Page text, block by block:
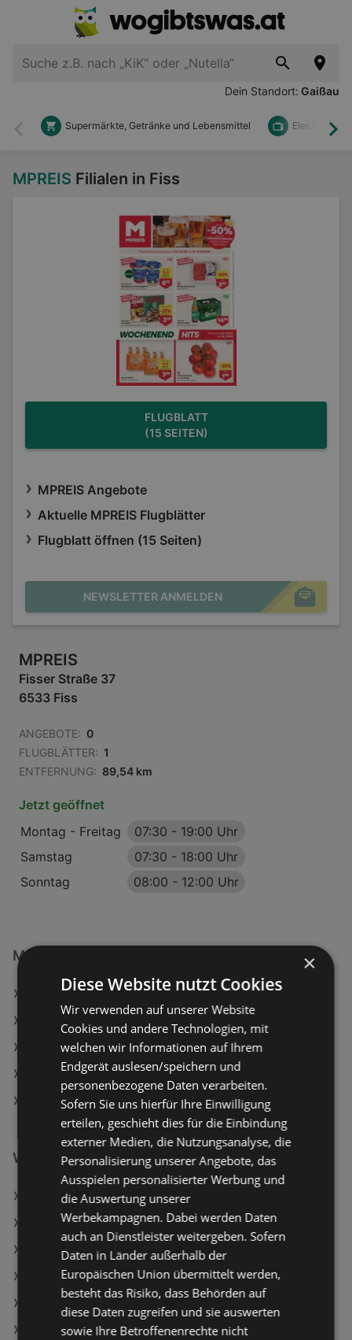
Dein Standort: Gaißau
Zurück
Supermärkte, Getränke und Lebensmittel Elektronik
MPREIS Filialen in Fiss
FLUGBLATT
(15 SEITEN)
MPREIS Angebote
Aktuelle MPREIS Flugblätter
Flugblatt öffnen (15 Seiten)
NEWSLETTER ANMELDEN
MPREIS
Fisser Straße 37
6533 Fiss
ANGEBOTE: 0
FLUGBLÄTTER: 1
ENTFERNUNG: 89,54 km
Jetzt geöffnet
Montag - Freitag
07:30 - 19:00 Uhr
Samstag
07:30 - 18:00 Uhr
Sonntag
08:00 - 12:00 Uhr
MPREIS Filialen in:
MPREIS in Innsbruck
MPREIS in Ischgl
MPREIS in Matrei in Osttirol
MPREIS in Mutters
MPREIS in Zams
Weiterführende Links
Soletti Salzstangerl
Ja! Natürlich Frankfurter
Ja! Natürlich Mozzarella
MPREIS Angebote
Maximarkt Angebote
T&G Angebote
×
Diese Website nutzt Cookies
Wir verwenden auf unserer Website
Cookies und andere Technologien, mit
welchen wir Informationen auf Ihrem
Endgerät auslesen/speichern und
personenbezogene Daten verarbeiten.
Sofern Sie uns hierfür Ihre Einwilligung
erteilen, geschieht dies für die Einbindung
externer Medien, die Nutzungsanalyse, die
Personalisierung unserer Angebote, das
Ausspielen personalisierter Werbung und
die Auswertung unserer
Werbekampagnen. Dabei werden Daten
auch an Dienstleister weitergeben. Sofern
Daten in Länder außerhalb der
Europäischen Union übermittelt werden,
besteht das Risiko, dass Behörden auf
diese Daten zugreifen und sie auswerten
sowie Ihre Betroffenenrechte nicht